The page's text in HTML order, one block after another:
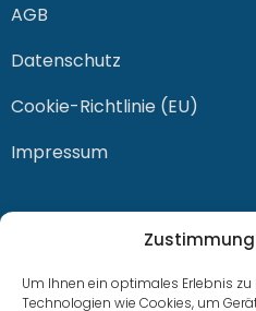
Um Ihnen ein optimales Erlebnis
Technologien wie Cookies, um
AGB
Datenschutz
Cookie-Richtlinie (EU)
Impressum